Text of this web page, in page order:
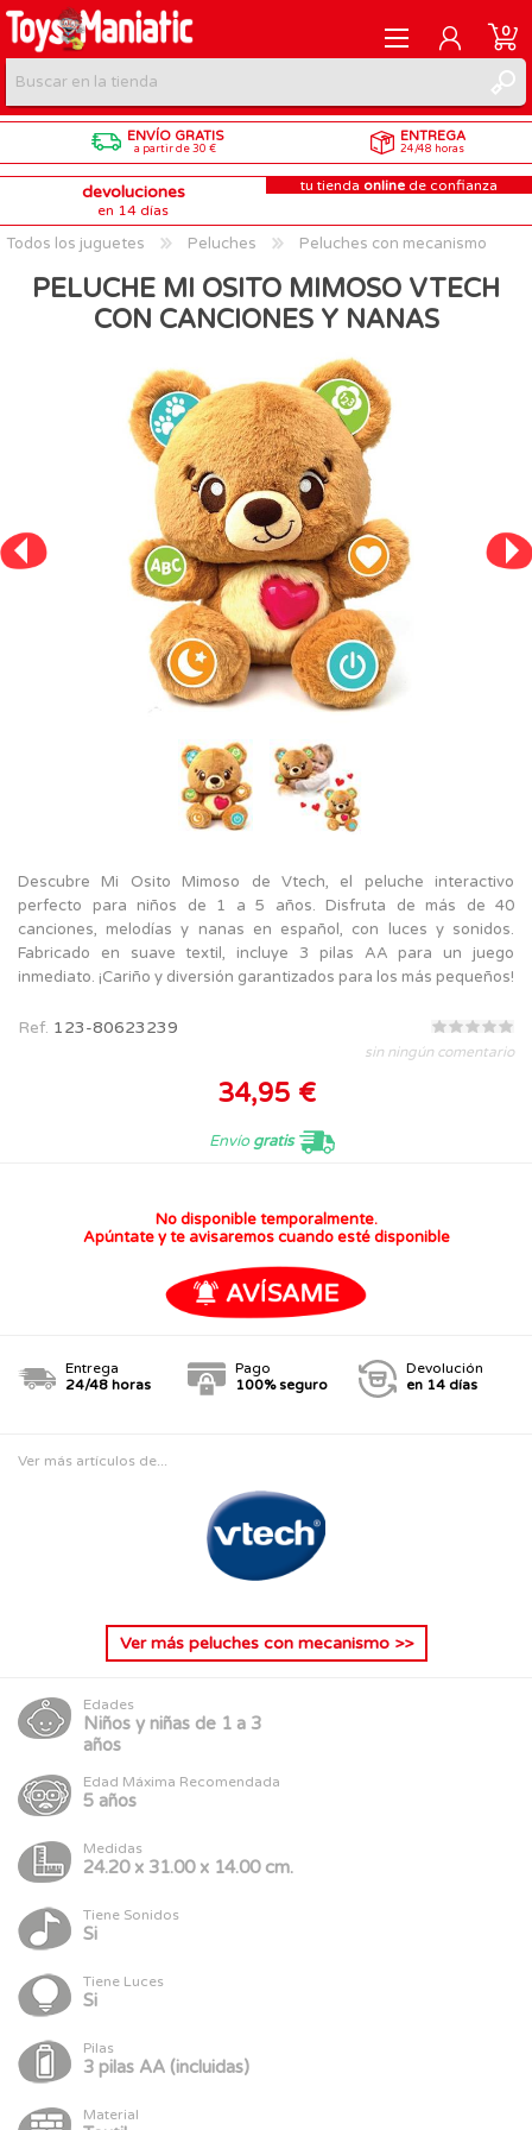
REGISTRARME
INICIAR SESIÓN
0
ENVÍO GRATIS
a partir de 30 €
ENTREGA
24/48 horas
devoluciones
en 14 días
tu tienda online de confianza
Todos los juguetes Peluches Peluches con mecanismo
PELUCHE MI OSITO MIMOSO VTECH
CON CANCIONES Y NANAS
Descubre Mi Osito Mimoso de Vtech, el peluche interactivo
perfecto para niños de 1 a 5 años. Disfruta de más de 40
canciones, melodías y nanas en español, con luces y sonidos.
Fabricado en suave textil, incluye 3 pilas AA para un juego
inmediato. ¡Cariño y diversión garantizados para los más pequeños!
Ref. 123-80623239
sin ningún comentario
34,95 €
Envíogratis
No disponible temporalmente.
Apúntate y te avisaremos cuando esté disponible
Entrega
24/48 horas
Pago
100% seguro
Devolución
en 14 días
Ver más artículos de...
Ver más peluches con mecanismo>>
Edades
Niños y niñas de 1 a 3
años
Edad Máxima Recomendada
5 años
Medidas
24.20 x 31.00 x 14.00 cm.
Tiene Sonidos
Si
Tiene Luces
Si
Pilas
3 pilas AA (incluidas)
Material